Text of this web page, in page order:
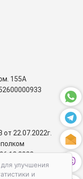
улучшения
и
155А
22.07.2022г.
по защите